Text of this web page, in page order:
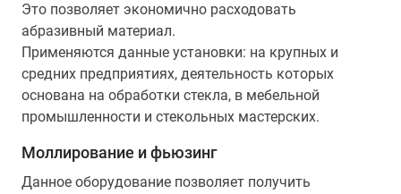
Это позволяет экономично расходовать
абразивный материал.
Применяются данные установки: на крупных и
средних предприятиях, деятельность которых
основана на обработки стекла, в мебельной
промышленности и стекольных мастерских.
Моллирование и фьюзинг
Данное оборудование позволяет получить